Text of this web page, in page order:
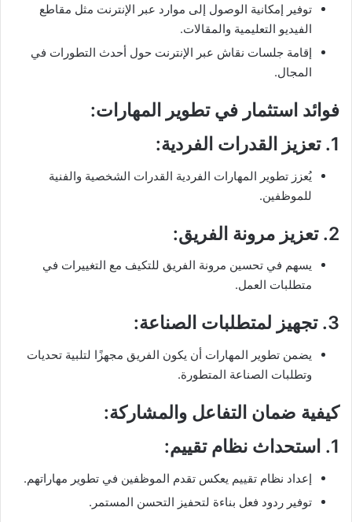
توفير إمكانية الوصول إلى موارد عبر الإنترنت مثل مقاطع
الفيديو التعليمية والمقالات.
إقامة جلسات نقاش عبر الإنترنت حول أحدث التطورات في
المجال.
فوائد استثمار في تطوير المهارات:
1. تعزيز القدرات الفردية:
يُعزز تطوير المهارات الفردية القدرات الشخصية والفنية
للموظفين.
2. تعزيز مرونة الفريق:
يسهم في تحسين مرونة الفريق للتكيف مع التغييرات في
متطلبات العمل.
3. تجهيز لمتطلبات الصناعة:
يضمن تطوير المهارات أن يكون الفريق مجهزًا لتلبية تحديات
وتطلبات الصناعة المتطورة.
كيفية ضمان التفاعل والمشاركة:
1.
استحداث نظام تقييم:
إعداد نظام تقييم يعكس تقدم الموظفين في تطوير مهاراتهم.
توفير ردود فعل بناءة لتحفيز التحسن المستمر.